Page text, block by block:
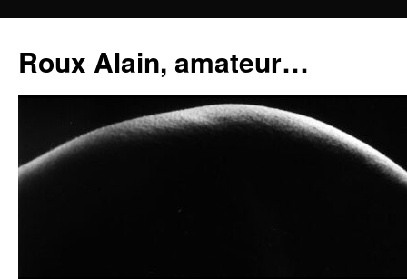
contenu
Roux Alain, amateur…